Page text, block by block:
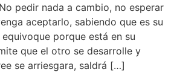
pedir nada a cambio, no esperar
aceptarlo, sabiendo que es su
porque está en su
que el otro se desarrolle y
se arriesgara, saldrá […]